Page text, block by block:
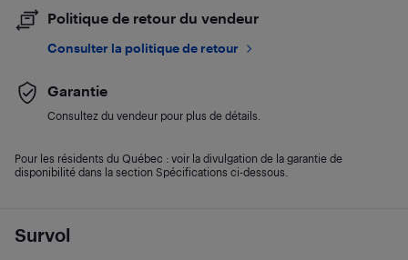
Survol
Politique de retour du vendeur
Consulter la politique de retour
Garantie
Consultez du vendeur pour plus de détails.
Pour les résidents du Québec : voir la divulgation de la garantie de
disponibilité dans la section Spécifications ci-dessous.